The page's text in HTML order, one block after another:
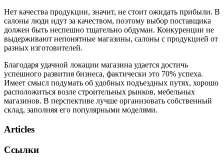
Нет качества продукции, значит, не стоит ожидать прибыли. В
салоны люди идут за качеством, поэтому выбор поставщика
должен быть неспешно тщательно обдуман. Конкуренции не
выдерживают непонятные магазины, салоны с продукцией от
разных изготовителей.
Благодаря удачной локации магазина удается достичь
успешного развития бизнеса, фактически это 70% успеха.
Имеет смысл подумать об удобных подъездных путях, хорошо
расположиться возле строительных рынков, мебельных
магазинов. В перспективе лучше организовать собственный
склад, заполняя его популярными моделями.
Articles
Ссылки